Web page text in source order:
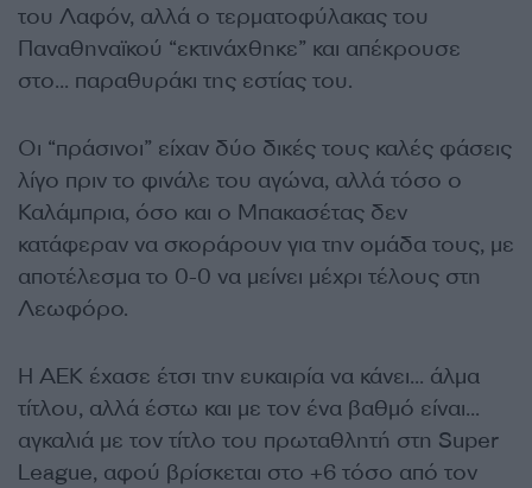
του Λαφόν, αλλά ο τερματοφύλακας του
Παναθηναϊκού “εκτινάχθηκε” και απέκρουσε
στο… παραθυράκι της εστίας του.
Οι “πράσινοι” είχαν δύο δικές τους καλές φάσεις
λίγο πριν το φινάλε του αγώνα, αλλά τόσο ο
Καλάμπρια, όσο και ο Μπακασέτας δεν
κατάφεραν να σκοράρουν για την ομάδα τους, με
αποτέλεσμα το 0-0 να μείνει μέχρι τέλους στη
Λεωφόρο.
Η ΑΕΚ έχασε έτσι την ευκαιρία να κάνει… άλμα
τίτλου, αλλά έστω και με τον ένα βαθμό είναι…
αγκαλιά με τον τίτλο του πρωταθλητή στη Super
League, αφού βρίσκεται στο +6 τόσο από τον